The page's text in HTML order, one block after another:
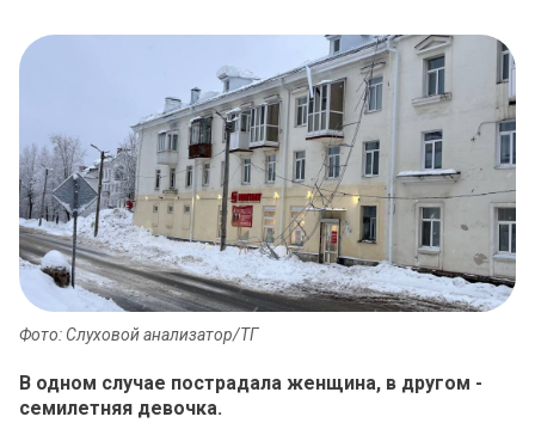
Фото: Слуховой анализатор/ТГ
В одном случае пострадала женщина, в другом -
семилетняя девочка.